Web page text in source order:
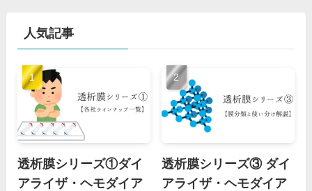
人気記事
透析膜シリーズ①ダイ
アライザ・ヘモダイア
透析膜シリーズ③ ダイ
アライザ・ヘモダイア